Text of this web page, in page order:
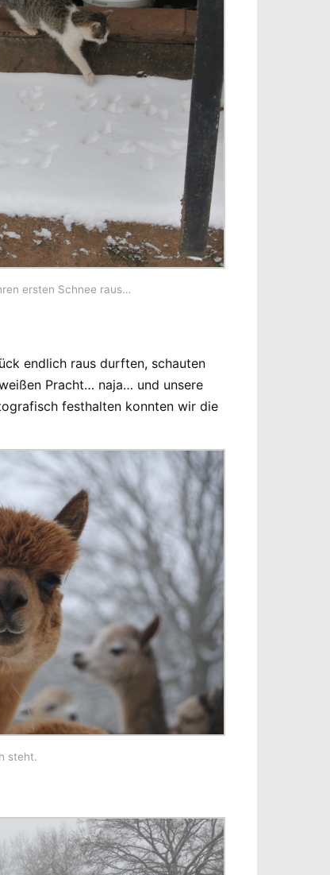
ersten Schnee raus…
endlich raus durften, schauten
Pracht… naja… und unsere
festhalten konnten wir die
steht.